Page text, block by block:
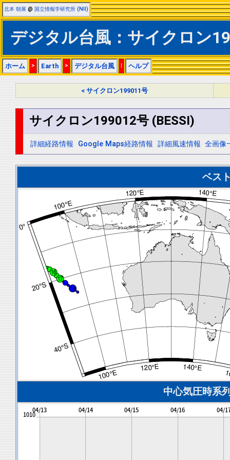
北本 朝展 @ 国立情報学研究所 (NII)
デジタル台風：サイクロン
ホーム > Earth > デジタル台風 | ヘルプ
< サイクロン199011号
サイクロン199012号 (BESSI)
詳細経路情報 Google Maps経路情報 詳細風速情報 全画像
ベス
中心気圧時系